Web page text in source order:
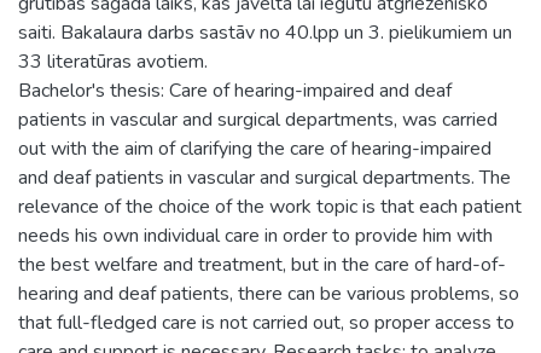
saiti. Bakalaura darbs sastāv no 40.lpp un 3. pielikumiem un
33 literatūras avotiem.
Bachelor's thesis: Care of hearing-impaired and deaf
patients in vascular and surgical departments, was carried
out with the aim of clarifying the care of hearing-impaired
and deaf patients in vascular and surgical departments. The
relevance of the choice of the work topic is that each patient
needs his own individual care in order to provide him with
the best welfare and treatment, but in the care of hard-of-
hearing and deaf patients, there can be various problems, so
that full-fledged care is not carried out, so proper access to